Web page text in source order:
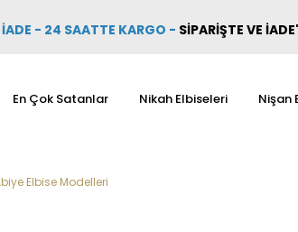
- 24 SAATTE KARGO - SİPARİŞTE VE
En Çok Satanlar Nikah Elbiseleri Nişan
Elbise Modelleri